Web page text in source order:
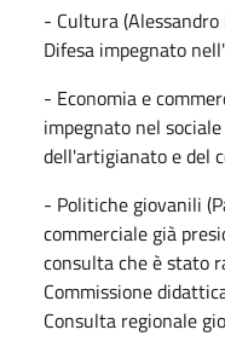
- Cultura
Difesa impegnato
- Economia e
impegnato nel
dell'artigianato e del
- Politiche giovanili
commerciale già
consulta che è stato
Commissione
Consulta regionale